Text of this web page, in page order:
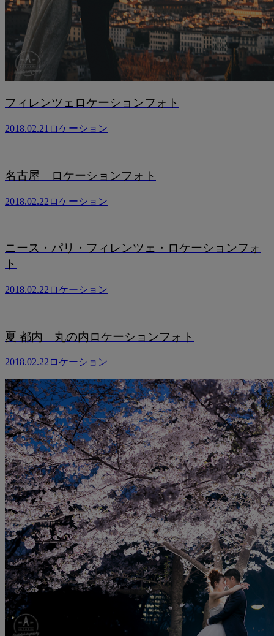
フィレンツェロケーションフォト
2018.02.21 ロケーション
名古屋 ロケーションフォト
2018.02.22 ロケーション
ニース・パリ・フィレンツェ・ロケーションフォ
ト
2018.02.22 ロケーション
夏 都内 丸の内ロケーションフォト
2018.02.22 ロケーション